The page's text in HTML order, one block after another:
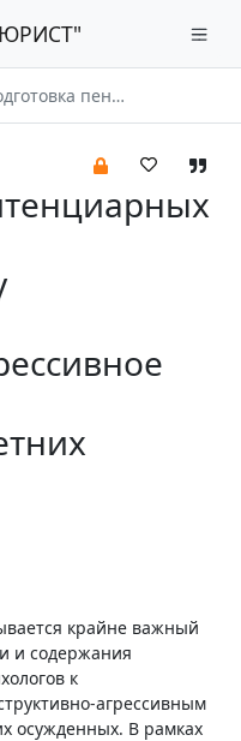
психологов к коррекционному воздействию на деструктивно-агрессивное поведение несовершеннолетних осужденных
крайне важный
и содержания
к
агрессивным
осужденных. В рамках